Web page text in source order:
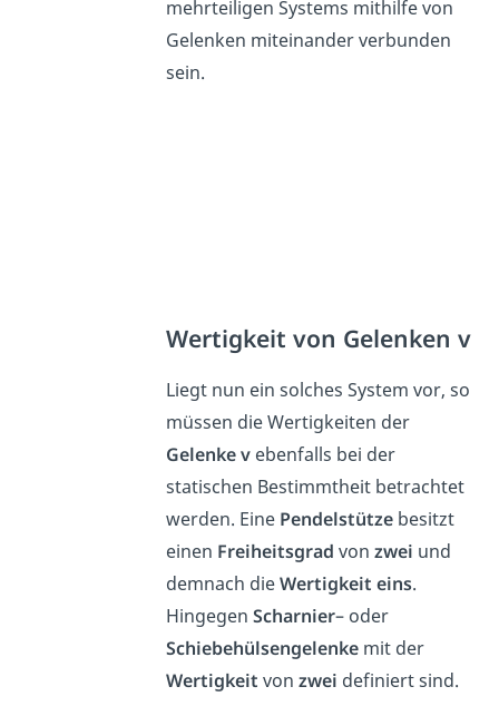
mehrteiligen Systems mithilfe von
Gelenken miteinander verbunden
sein.
Wertigkeit von Gelenken v
Liegt nun ein solches System vor, so
müssen die Wertigkeiten der
Gelenkevebenfalls bei der
statischen Bestimmtheit betrachtet
werden. Eine Pendelstützebesitzt
einen Freiheitsgrad von zwei und
demnach dieWertigkeit eins.
Hingegen Scharnier– oder
Schiebehülsengelenkemit der
Wertigkeit von zwei definiert sind.